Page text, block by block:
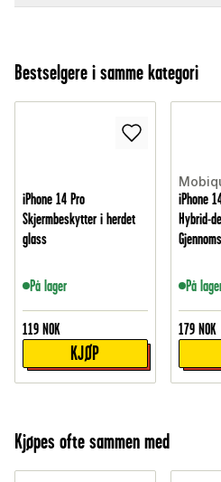
Bestselgere i samme kategori
iPhone 14 Pro
Skjermbeskytter i herdet
glass
På lager
119 NOK
KJØP
iPhone
Hybrid-
På
179 NOK
Kjøpes ofte sammen med